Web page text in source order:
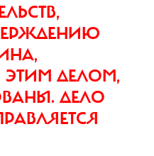
ДЕЛОМ,
ДЕЛО